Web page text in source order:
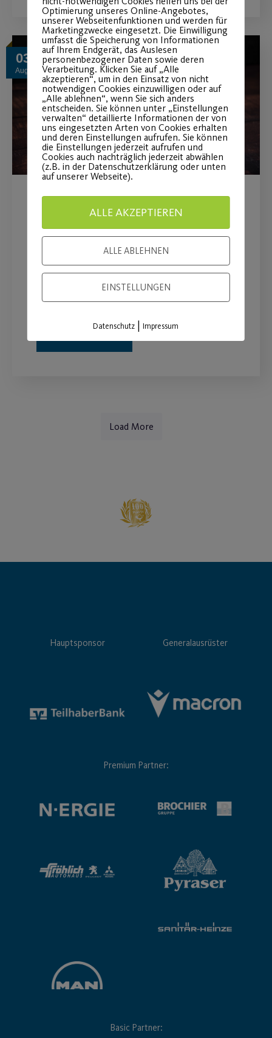
03
Aug.
Grundkurs zur
Gewichtsregulation und
Immunabwehr
Unterstützung für dein optimales
Ernährungs- und Bewegungsverhalten.
Load More
Hauptsponsor Generalausrüster
Premium Partner:
Basic Partner:
Optimierung unseres Online-Angebotes,
unserer Webseitenfunktionen und werden für
Marketingzwecke eingesetzt. Die Einwilligung
umfasst die Speicherung von Informationen
auf Ihrem Endgerät, das Auslesen
personenbezogener Daten sowie deren
Verarbeitung. Klicken Sie auf „Alle
akzeptieren“, um in den Einsatz von nicht
notwendigen Cookies einzuwilligen oder auf
„Alle ablehnen“, wenn Sie sich anders
entscheiden. Sie können unter „Einstellungen
verwalten“ detaillierte Informationen der von
uns eingesetzten Arten von Cookies erhalten
und deren Einstellungen aufrufen. Sie können
die Einstellungen jederzeit aufrufen und
Cookies auch nachträglich jederzeit abwählen
(z.B. in der Datenschutzerklärung oder unten
auf unserer Webseite).
ALLE AKZEPTIEREN
ALLE ABLEHNEN
EINSTELLUNGEN
Datenschutz |Impressum